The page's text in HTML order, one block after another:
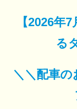
【2026年7
る
＼＼配車